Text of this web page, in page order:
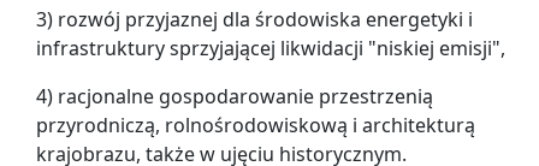
3) rozwój przyjaznej dla środowiska energetyki i
infrastruktury sprzyjającej likwidacji "niskiej emisji",
4) racjonalne gospodarowanie przestrzenią
przyrodniczą, rolnośrodowiskową i architekturą
krajobrazu, także w ujęciu historycznym.